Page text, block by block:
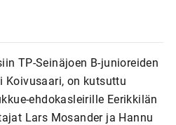
TP-Seinäjoen B-junioreiden
Koivusaari, on kutsuttu
ehdokasleirille Eerikkilän
Lars Mosander ja Hannu